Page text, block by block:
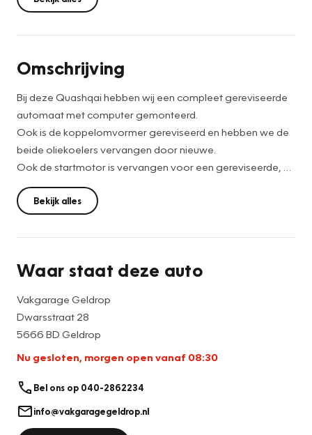
Omschrijving
Bij deze Quashqai hebben wij een compleet gereviseerde
automaat met computer gemonteerd.
Ook is de koppelomvormer gereviseerd en hebben we de
beide oliekoelers vervangen door nieuwe.
Ook de startmotor is vervangen voor een gereviseerde, en
er is een nieuwe accu gemonteerd.
Na verkoop krijgt de auto nog een grote onderhoudsbeurt
en een nieuwe APK keuring.
u bellen naar 040-2862234 of een email sturen naar
Bekijk alles
Waar staat deze auto
Vakgarage Geldrop
Dwarsstraat 28
5666 BD Geldrop
Nu gesloten, morgen open vanaf 08:30
Bel ons op 040-2862234
info@vakgaragegeldrop.nl